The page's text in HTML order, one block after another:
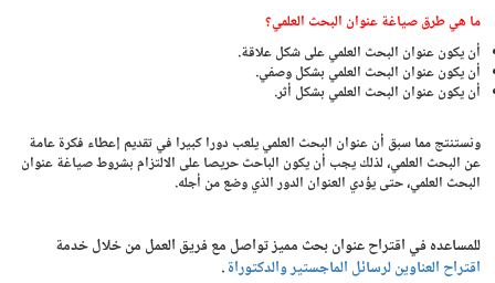
ما هي طرق صياغة عنوان البحث العلمي؟
أن يكون عنوان البحث العلمي على شكل علاقة.
أن يكون عنوان البحث العلمي بشكل وصفي.
أن يكون عنوان البحث العلمي بشكل أثر.
ونستنتج مما سبق أن عنوان البحث العلمي يلعب دورا كبيرا في تقديم إعطاء فكرة عامة
عن البحث العلمي، لذلك يجب أن يكون الباحث حريصا على الالتزام بشروط صياغة عنوان
البحث العلمي، حتى يؤدي العنوان الدور الذي وضع من أجله.
للمساعده في اقتراح عنوان بحث مميز تواصل مع فريق العمل من خلال خدمة
اقتراح العناوين لرسائل الماجستير والدكتوراة.